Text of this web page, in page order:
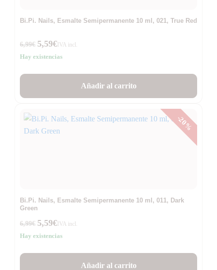
Bi.Pi. Nails, Esmalte Semipermanente 10 ml, 021, True Red
6,99€ 5,59€IVA incl.
Hay existencias
Añadir al carrito
-20%
Bi.Pi. Nails, Esmalte Semipermanente 10 ml, 011, Dark
Green
6,99€ 5,59€ IVA incl.
Hay existencias
Añadir al carrito